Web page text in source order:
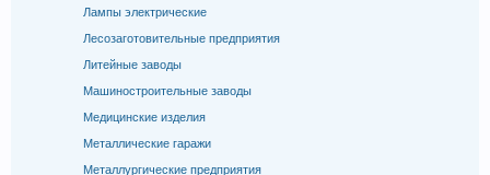
Лампы электрические
Лесозаготовительные предприятия
Литейные заводы
Машиностроительные заводы
Медицинские изделия
Металлические гаражи
Металлургические предприятия